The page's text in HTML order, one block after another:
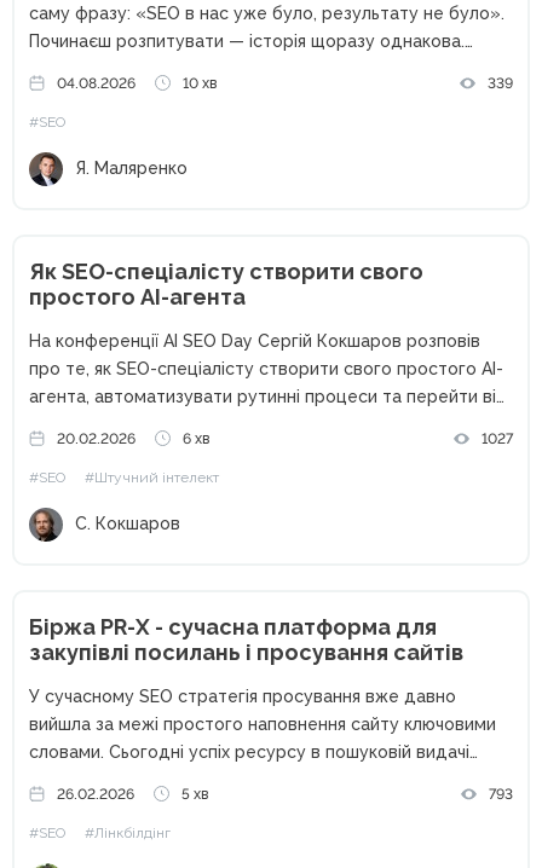
саму фразу: «SEO в нас уже було, результату не було».
Починаєш розпитувати — історія щоразу однакова.
трафік росте, шістдесят технічних помилок з аудиту...
04.08.2026 10 хв 339
#SEO
Я. Маляренко
Як SEO-спеціалісту створити свого
простого AI-агента
На конференції AI SEO Day Сергій Кокшаров розповів
про те, як SEO-спеціалісту створити свого простого AI-
агента, автоматизувати рутинні процеси та перейти від
SEO сьогодні неможливе без автоматизації Останні
кілька років SEO змінилося...
20.02.2026 6 хв 1027
#SEO #Штучний інтелект
С. Кокшаров
Біржа PR-X - сучасна платформа для
закупівлі посилань і просування сайтів
У сучасному SEO стратегія просування вже давно
вийшла за межі простого наповнення сайту ключовими
словами. Сьогодні успіх ресурсу в пошуковій видачі
підтверджують зовнішні джерела. У цьому контексті
біржа посилань PR-X постає як комплексне рішення для...
26.02.2026 5 хв 793
#SEO #Лінкбілдінг